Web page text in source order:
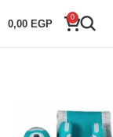
0
0,00 EGP